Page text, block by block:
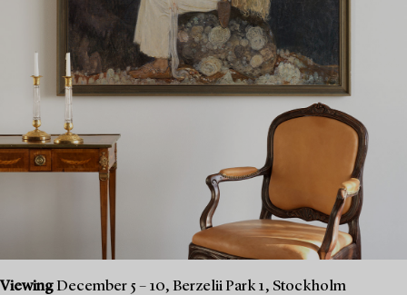
ViewingDecember 5 – 10, Berzelii Park 1, Stockholm